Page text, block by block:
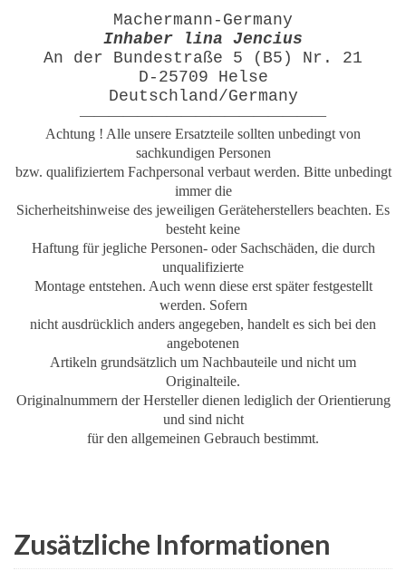
Machermann-Germany
Inhaber lina Jencius
An der Bundestraße 5 (B5) Nr. 21
D-25709 Helse
Deutschland/Germany
—————————————————
Achtung ! Alle unsere Ersatzteile sollten unbedingt von
sachkundigen Personen
bzw. qualifiziertem Fachpersonal verbaut werden. Bitte unbedingt
immer die
Sicherheitshinweise des jeweiligen Geräteherstellers beachten. Es
besteht keine
Haftung für jegliche Personen- oder Sachschäden, die durch
unqualifizierte
Montage entstehen. Auch wenn diese erst später festgestellt
werden. Sofern
nicht ausdrücklich anders angegeben, handelt es sich bei den
angebotenen
Artikeln grundsätzlich um Nachbauteile und nicht um
Originalteile.
Originalnummern der Hersteller dienen lediglich der Orientierung
und sind nicht
für den allgemeinen Gebrauch bestimmt.
Zusätzliche Informationen